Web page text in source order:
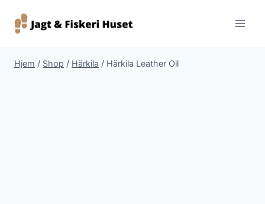
Hjem / Shop / Härkila / Härkila Leather Oil